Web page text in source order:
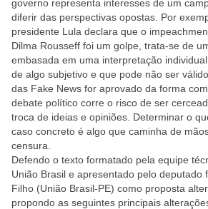
governo representa interesses de um
diferir das perspectivas opostas. Por
presidente Lula declara que o
Dilma Rousseff foi um golpe, trata-se de
embasada em uma interpretação
de algo subjetivo e que pode não ser
das Fake News for aprovado da forma
debate político corre o risco de ser
troca de ideias e opiniões. Determinar o
caso concreto é algo que caminha de
censura.
Defendo o texto formatado pela equipe
União Brasil e apresentado pelo deputado
Filho (União Brasil-PE) como proposta
propondo as seguintes principais